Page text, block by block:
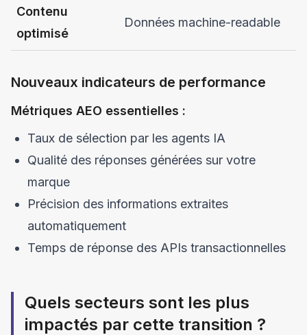
Contenu
optimisé
Données machine-readable
Nouveaux indicateurs de performance
Métriques AEO essentielles :
Taux de sélection par les agents IA
Qualité des réponses générées sur votre
marque
Précision des informations extraites
automatiquement
Temps de réponse des APIs transactionnelles
Quels secteurs sont les plus
impactés par cette transition ?